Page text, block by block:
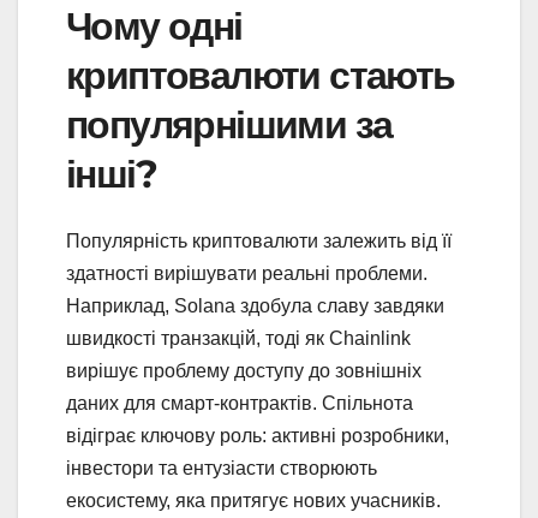
Чому одні
криптовалюти стають
популярнішими за
інші?
Популярність криптовалюти залежить від її
здатності вирішувати реальні проблеми.
Наприклад, Solana здобула славу завдяки
швидкості транзакцій, тоді як Chainlink
вирішує проблему доступу до зовнішніх
даних для смарт-контрактів. Спільнота
відіграє ключову роль: активні розробники,
інвестори та ентузіасти створюють
екосистему, яка притягує нових учасників.